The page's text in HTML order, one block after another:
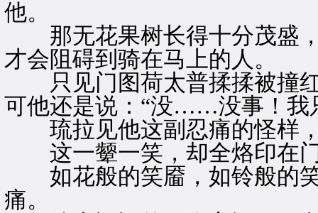
他。
那无花果树长得十分茂盛，
才会阻碍到骑在马上的人。
只见门图荷太普揉揉被撞红
可他还是说：“没……没事！我
琉拉见他这副忍痛的怪样，
这一颦一笑，却全烙印在
如花般的笑靥，如铃般的笑
痛。